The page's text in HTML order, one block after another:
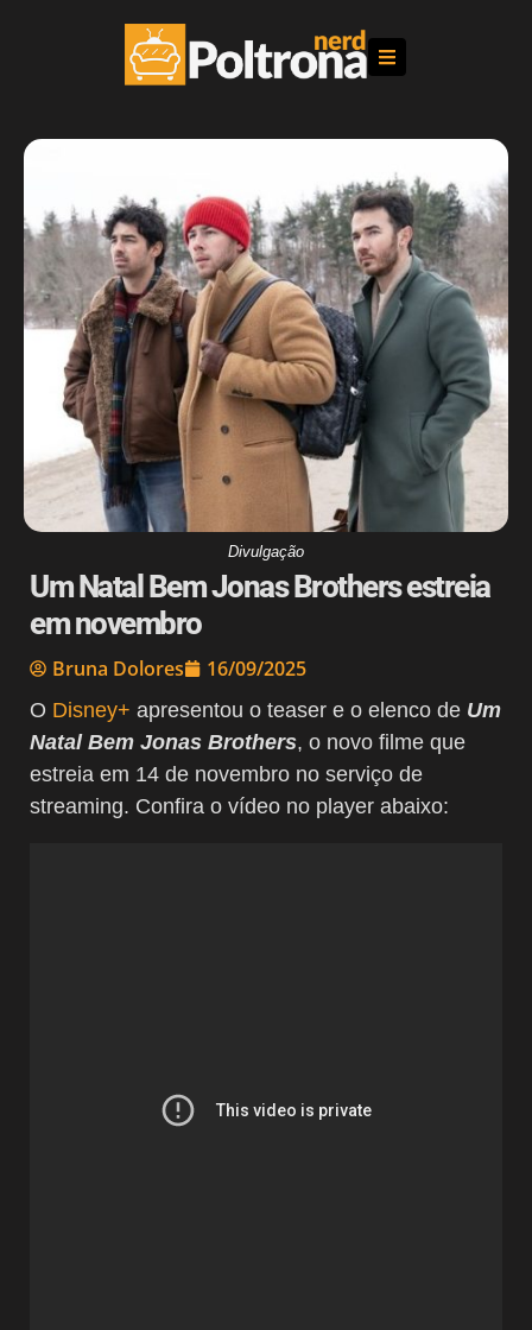
Divulgação
Um Natal Bem Jonas Brothers estreia
em novembro
Bruna Dolores 16/09/2025
O Disney+ apresentou o teaser e o elenco de Um
Natal Bem Jonas Brothers, o novo filme que
estreia em 14 de novembro no serviço de
streaming. Confira o vídeo no player abaixo: